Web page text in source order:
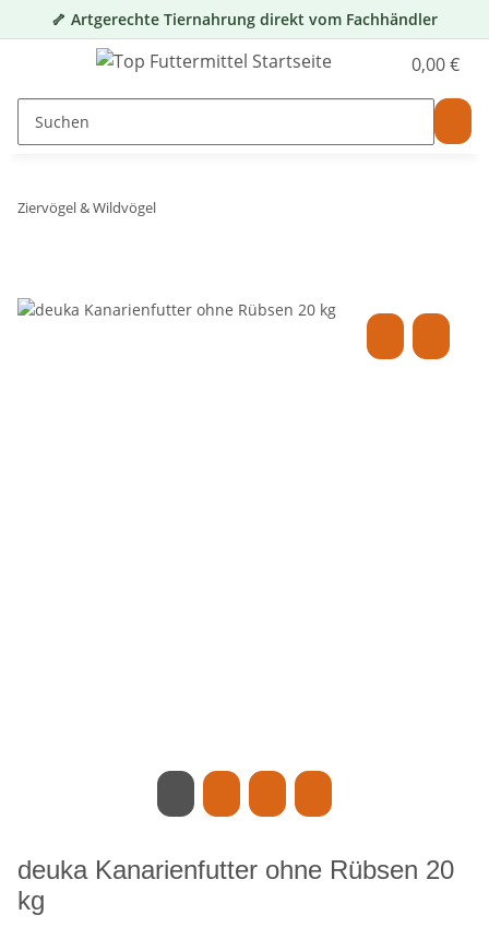
🦴 Artgerechte Tiernahrung direkt vom Fachhändler
0,00 €
Ziervögel & Wildvögel
deuka Kanarienfutter ohne Rübsen 20
kg